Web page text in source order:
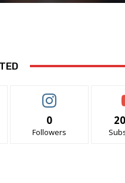
0
Followers